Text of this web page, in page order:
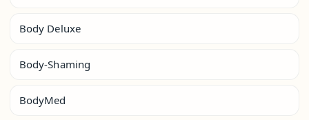
Body Deluxe
Body-Shaming
BodyMed